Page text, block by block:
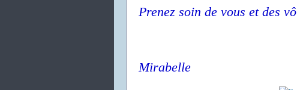
Prenez soin de vous et des
Mirabelle